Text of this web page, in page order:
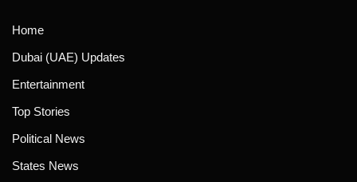
Home
Dubai (UAE) Updates
Entertainment
Top Stories
Political News
States News